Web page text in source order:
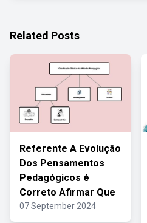
Related Posts
Referente A Evolução
Dos Pensamentos
Pedagógicos é
Correto Afirmar Que
07 September 2024